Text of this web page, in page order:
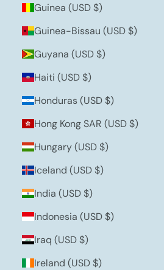
Guinea (USD $)
Guinea-Bissau (USD $)
Guyana (USD $)
Haiti (USD $)
Honduras (USD $)
Hong Kong SAR (USD $)
Hungary (USD $)
Iceland (USD $)
India (USD $)
Indonesia (USD $)
Iraq (USD $)
Ireland (USD $)